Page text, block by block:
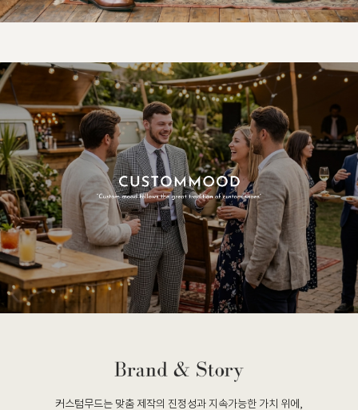
커스텀무드는 맞춤 제작의 진정성과 지속가능한 가치 위에,